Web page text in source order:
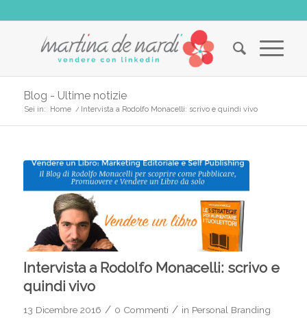
Blog - Ultime notizie
Sei in: Home / Intervista a Rodolfo Monacelli: scrivo e quindi vivo
Intervista a Rodolfo Monacelli: scrivo e
quindi vivo
13 Dicembre 2016 / 0 Commenti / in Personal Branding